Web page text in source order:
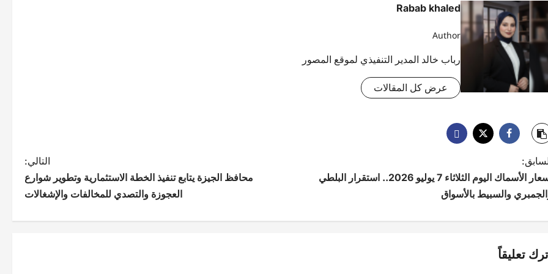
Rabab khaled
Author
رباب خالد المدير التنفيذي لموقع المصور
عرض كل المقالات
أسعار الأسماك اليوم الثلاثاء 7 يوليو 2026.. استقرار البلطي
والسبيط بالأسواق
التالي:
محافظ الجيزة يتابع تنفيذ الخطة الاستثمارية وتطوير شوارع
العجوزة والتصدي للمخالفات والإشغالات
اترك تعليقاً